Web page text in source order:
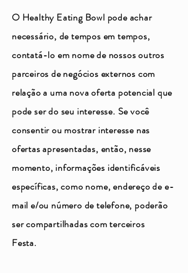
O Healthy Eating Bowl pode achar
necessário, de tempos em tempos,
contatá-lo em nome de nossos outros
parceiros de negócios externos com
relação a uma nova oferta potencial que
pode ser do seu interesse. Se você
consentir ou mostrar interesse nas
ofertas apresentadas, então, nesse
momento, informações identificáveis
específicas, como nome, endereço de e-
mail e/ou número de telefone, poderão
ser compartilhadas com terceiros
Festa.